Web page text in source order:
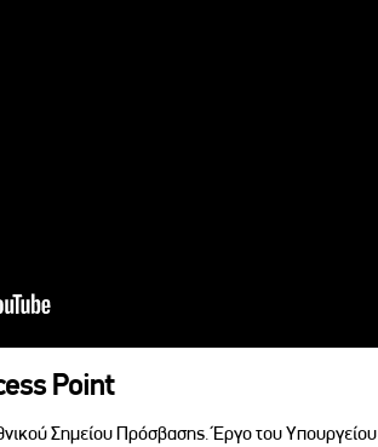
Point
Σημείου Πρόσβασης. Έργο του Υπουργείου